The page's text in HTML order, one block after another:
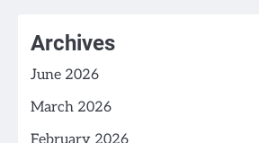
Archives
June 2026
March 2026